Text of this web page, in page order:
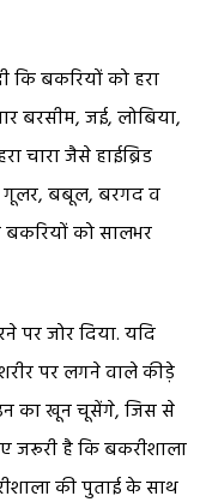
कि बकरियों को हरा
बरसीम, जई, लोबिया,
चारा जैसे हाईब्रिड
गूलर, बबूल, बरगद व
को सालभर
पर जोर दिया. यदि
पर लगने वाले कीड़े
का खून चूसेंगे, जिस से
जरूरी है कि बकरीशाला
की पुताई के साथ